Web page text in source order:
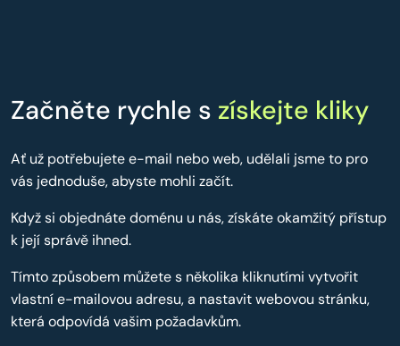
Začněte rychle s získejte kliky
Ať už potřebujete e-mail nebo web, udělali jsme to pro
vás jednoduše, abyste mohli začít.
Když si objednáte doménu u nás, získáte okamžitý přístup
k její správě ihned.
Tímto způsobem můžete s několika kliknutími vytvořit
vlastní e-mailovou adresu, a nastavit webovou stránku,
která odpovídá vašim požadavkům.